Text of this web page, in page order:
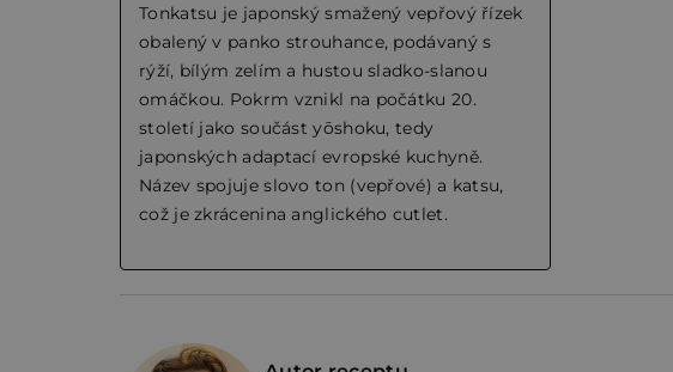
Tonkatsu je japonský smažený vepřový řízek
obalený v panko strouhance, podávaný s
rýží, bílým zelím a hustou sladko-slanou
omáčkou. Pokrm vznikl na počátku 20.
století jako součást yōshoku, tedy
japonských adaptací evropské kuchyně.
Název spojuje slovo ton (vepřové) a katsu,
což je zkrácenina anglického cutlet.